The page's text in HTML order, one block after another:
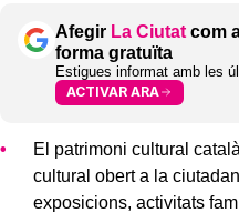
Afegir La Ciutat com
forma gratuïta
Estigues informat amb les
ACTIVAR ARA
El patrimoni cultural
cultural obert a la
exposicions, activitats